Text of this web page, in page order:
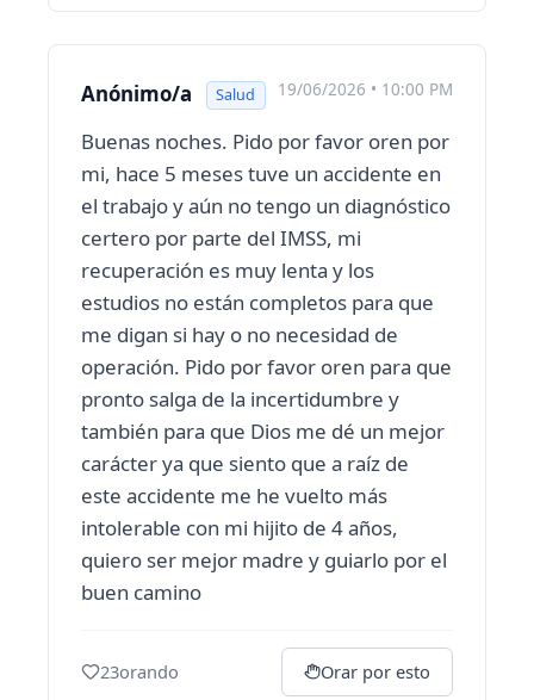
Anónimo/a Salud 19/06/2026 • 10:00 PM
Buenas noches. Pido por favor oren por
mi, hace 5 meses tuve un accidente en
el trabajo y aún no tengo un diagnóstico
certero por parte del IMSS, mi
recuperación es muy lenta y los
estudios no están completos para que
me digan si hay o no necesidad de
operación. Pido por favor oren para que
pronto salga de la incertidumbre y
también para que Dios me dé un mejor
carácter ya que siento que a raíz de
este accidente me he vuelto más
intolerable con mi hijito de 4 años,
quiero ser mejor madre y guiarlo por el
buen camino
23orando Orar por esto